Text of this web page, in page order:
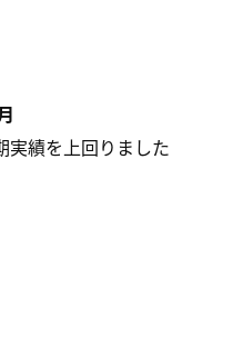
実績を上回りました